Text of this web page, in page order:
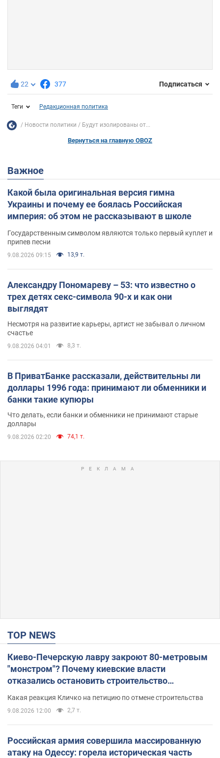
22 377 Подписаться
Теги Редакционная политика
Новости политики Будут изолированы от...
Вернуться на главную OBOZ
Важное
Какой была оригинальная версия гимна
Украины и почему ее боялась Российская
империя: об этом не рассказывают в школе
Государственным символом являются только первый куплет и
припев песни
9.08.2026 09:15 13,9 т.
Александру Пономареву – 53: что известно о
трех детях секс-символа 90-х и как они
выглядят
Несмотря на развитие карьеры, артист не забывал о личном
счастье
9.08.2026 04:01 8,3 т.
В ПриватБанке рассказали, действительны ли
доллары 1996 года: принимают ли обменники и
банки такие купюры
Что делать, если банки и обменники не принимают старые
доллары
9.08.2026 02:20 74,1 т.
TOP NEWS
Киево-Печерскую лавру закроют 80-метровым
"монстром"? Почему киевские власти
отказались остановить строительство
Какая реакция Кличко на петицию по отмене строительства
9.08.2026 12:00 2,7 т.
Российская армия совершила массированную
атаку на Одессу: горела историческая часть